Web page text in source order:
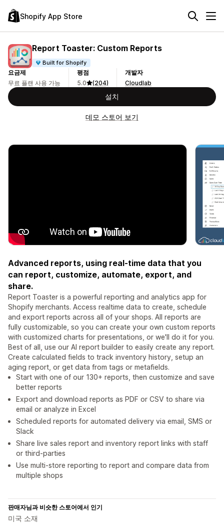
Shopify App Store
Report Toaster: Custom Reports
Built for Shopify
요금제
무료 플랜 사용 가능
평점
5.0
(204)
개발자
Cloudlab
설치
데모 스토어 보기
Advanced reports, using real-time data that you
can report, customize, automate, export, and
share.
Report Toaster is a powerful reporting and analytics app for
Shopify merchants. Access realtime data to create, schedule
and export reports across all of your shops. All reports are
fully customizable, so you can create your own custom reports
with customized charts for presentations, or we'll do it for you.
Best of all, use our AI report builder to easily create any report.
Create calculated fields to track inventory history, setup an
aging report, or get data from tags or metafields.
Start with one of our 130+ reports, then customize and save
better reports
Export and download reports as PDF or CSV to share via
email or analyze in Excel
Scheduled reports for automated delivery via email, SMS or
Slack
Share live sales report and inventory report links with staff
or third-parties
Use multi-store reporting to report and compare data from
multiple shops
판매자님과 비슷한 스토어에서 인기
미국 소재